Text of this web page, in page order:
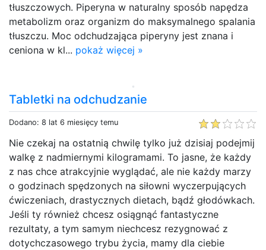
tłuszczowych. Piperyna w naturalny sposób napędza
metabolizm oraz organizm do maksymalnego spalania
tłuszczu. Moc odchudzająca piperyny jest znana i
ceniona w kl... pokaż więcej »
Tabletki na odchudzanie
Dodano: 8 lat 6 miesięcy temu
Nie czekaj na ostatnią chwilę tylko już dzisiaj podejmij
walkę z nadmiernymi kilogramami. To jasne, że każdy
z nas chce atrakcyjnie wyglądać, ale nie każdy marzy
o godzinach spędzonych na siłowni wyczerpujących
ćwiczeniach, drastycznych dietach, bądź głodówkach.
Jeśli ty również chcesz osiągnąć fantastyczne
rezultaty, a tym samym niechcesz rezygnować z
dotychczasowego trybu życia, mamy dla ciebie